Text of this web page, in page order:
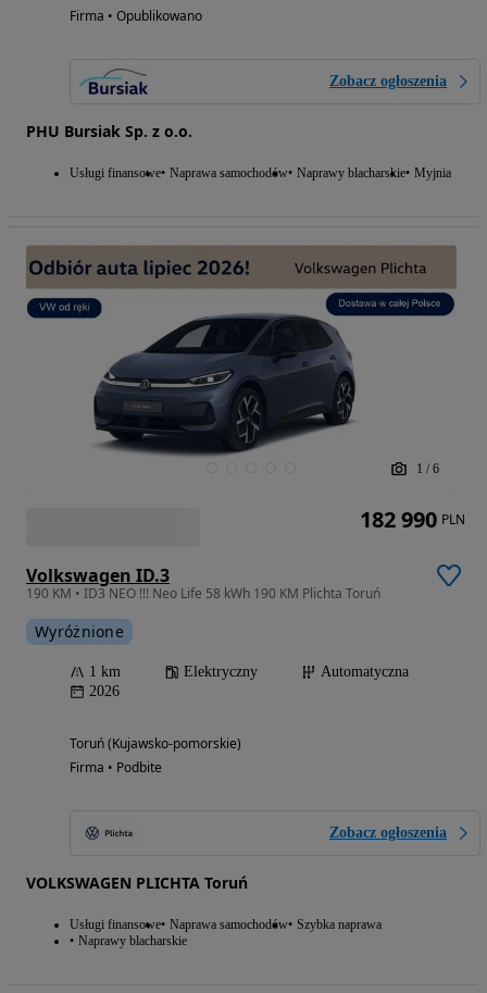
Firma • Opublikowano
Zobacz ogłoszenia
PHU Bursiak Sp. z o.o.
Usługi finansowe Naprawa samochodów Naprawy blacharskie Myjnia
1 / 6
Volkswagen ID.3
190 KM • ID3 NEO !!! Neo Life 58 kWh 190 KM Plichta Toruń
Wyróżnione
1 km Elektryczny
Automatyczna
2026
Toruń (Kujawsko-pomorskie)
Firma • Podbite
Zobacz ogłoszenia
VOLKSWAGEN PLICHTA Toruń
Usługi finansowe Naprawa samochodów Szybka naprawa
Naprawy blacharskie
182 990 PLN